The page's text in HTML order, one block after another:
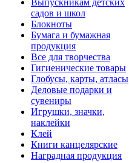
садов и школ
Блокноты
Бумага и бумажная
продукция
Все для творчества
Гигиенические товары
Глобусы, карты, атласы
Деловые подарки и
сувениры
Игрушки, значки,
наклейки
Клей
Книги канцелярские
Наградная продукция